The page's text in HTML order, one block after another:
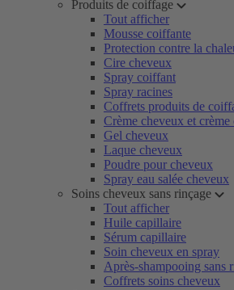
Produits de coiffage
Tout afficher
Mousse coiffante
Protection contre la
Cire cheveux
Spray coiffant
Spray racines
Coffrets produits de
Crème cheveux et
Gel cheveux
Laque cheveux
Poudre pour cheveux
Spray eau salée cheveux
Soins cheveux sans rinçage
Tout afficher
Huile capillaire
Sérum capillaire
Soin cheveux en spray
Après-shampooing sans
Coffrets soins cheveux